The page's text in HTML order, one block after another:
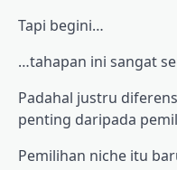
Tapi begini…
…tahapan ini sangat
Padahal justru
penting daripada
Pemilihan niche itu